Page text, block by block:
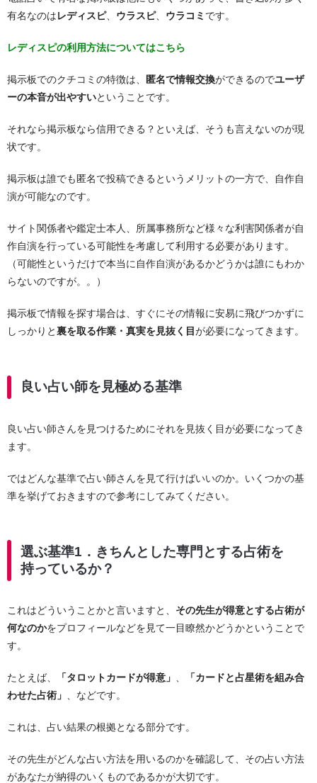
有名なのはレディスピ、 ウラスピ、 ウラコミ です。
レディスピの利用方法についてはこちら
掲示板でのクチコミの特徴は、 匿名で情報交換ができるのでユーザ
ーの本音が出やすいということです。
それなら掲示板なら信用できる？といえば、そうも言えないのが現
状です。
掲示板は誰でも匿名で投稿できるというメリットの一方で、自作自
演が可能なのです。
サイト関係者や鑑定士本人、所属事務所など様々な利害関係者が自
作自演を行っている可能性を考慮して利用する必要があります。
（可能性というだけで本当に自作自演があるかどうかは誰にもわか
らないのですが。。）
掲示板で情報を探す場合は、すぐにその情報に安易に飛びつかずに
しっかりと裏を取る作業・真実を見抜く目が必要になってきます。
良い占い師を見極める基準
良い占い師さんを見つけるためにそれを見抜く目が必要になってき
ます。
ではどんな基準で占い師さんを見て行けばいいのか。いくつかの基
準を挙げておきますので参考にしてみてください。
選ぶ基準1．きちんとした専門とする占術を
持っているか？
これはどういうことかと言いますと、 その先生が得意とする占術が
何なのかをプロフィールなどを見て一目瞭然かどうかということで
す。
たとえば、 「タロットカードが得意」
「カードと占星術を組み合
わせた占術」
、などです。
これは、占い結果の根拠となる部分です。
その先生がどんな占い方法を用いるのかを確認して、その占い方法
があなたが納得のいくものであるかが大切です。